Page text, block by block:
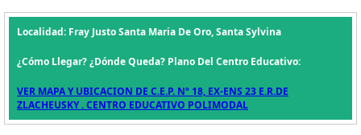
Localidad: Fray Justo Santa Maria De Oro, Santa Sylvina
¿Cómo Llegar? ¿Dónde Queda? Plano Del Centro Educativo:
VER MAPA Y UBICACION DE C.E.P. Nº 18, EX-ENS 23 E.R.DE
ZLACHEUSKY . CENTRO EDUCATIVO POLIMODAL